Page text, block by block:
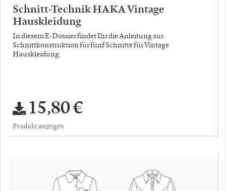
Schnitt-Technik HAKA Vintage
Hauskleidung
In diesem E-Dossier findet Ihr die Anleitung zur
Schnittkonstruktion für fünf Schnitte für Vintage
Hauskleidung.
15,80 €
Produkt anzeigen